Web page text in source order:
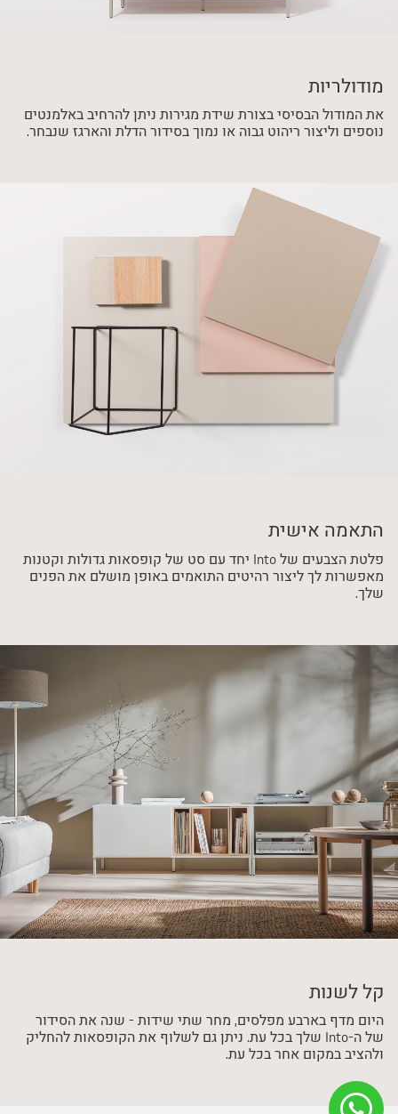
מודולריות
את המודול הבסיסי בצורת שידת מגירות ניתן להרחיב באלמנטים
נוספים וליצור ריהוט גבוה או נמוך בסידור הדלת והארגז שנבחר.
התאמה אישית
פלטת הצבעים של Into יחד עם סט של קופסאות גדולות וקטנות
מאפשרות לך ליצור רהיטים התואמים באופן מושלם את הפנים
שלך.
קל לשנות
היום מדף בארבע מפלסים, מחר שתי שידות - שנה את הסידור
של ה-Into שלך בכל עת. ניתן גם לשלוף את הקופסאות להחליק
ולהציב במקום אחר בכל עת.